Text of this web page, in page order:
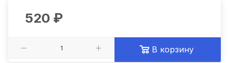
520 ₽
В корзину